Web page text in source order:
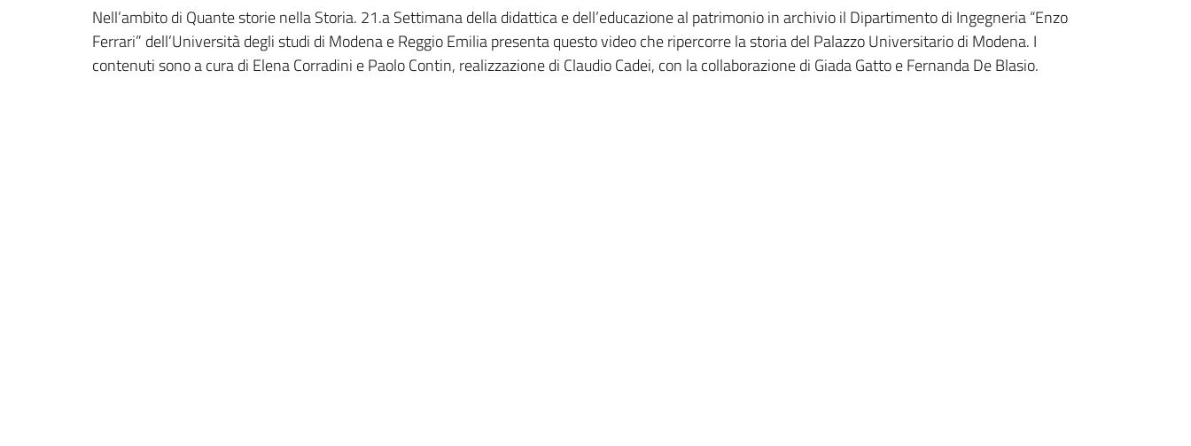
Nell’ambito di Quante storie nella Storia. 21.a Settimana della didattica e dell’educazione al patrimonio in archivio il Dipartimento di Ingegneria “Enzo
Ferrari” dell’Università degli studi di Modena e Reggio Emilia presenta questo video che ripercorre la storia del Palazzo Universitario di Modena. I
contenuti sono a cura di Elena Corradini e Paolo Contin, realizzazione di Claudio Cadei, con la collaborazione di Giada Gatto e Fernanda De Blasio.